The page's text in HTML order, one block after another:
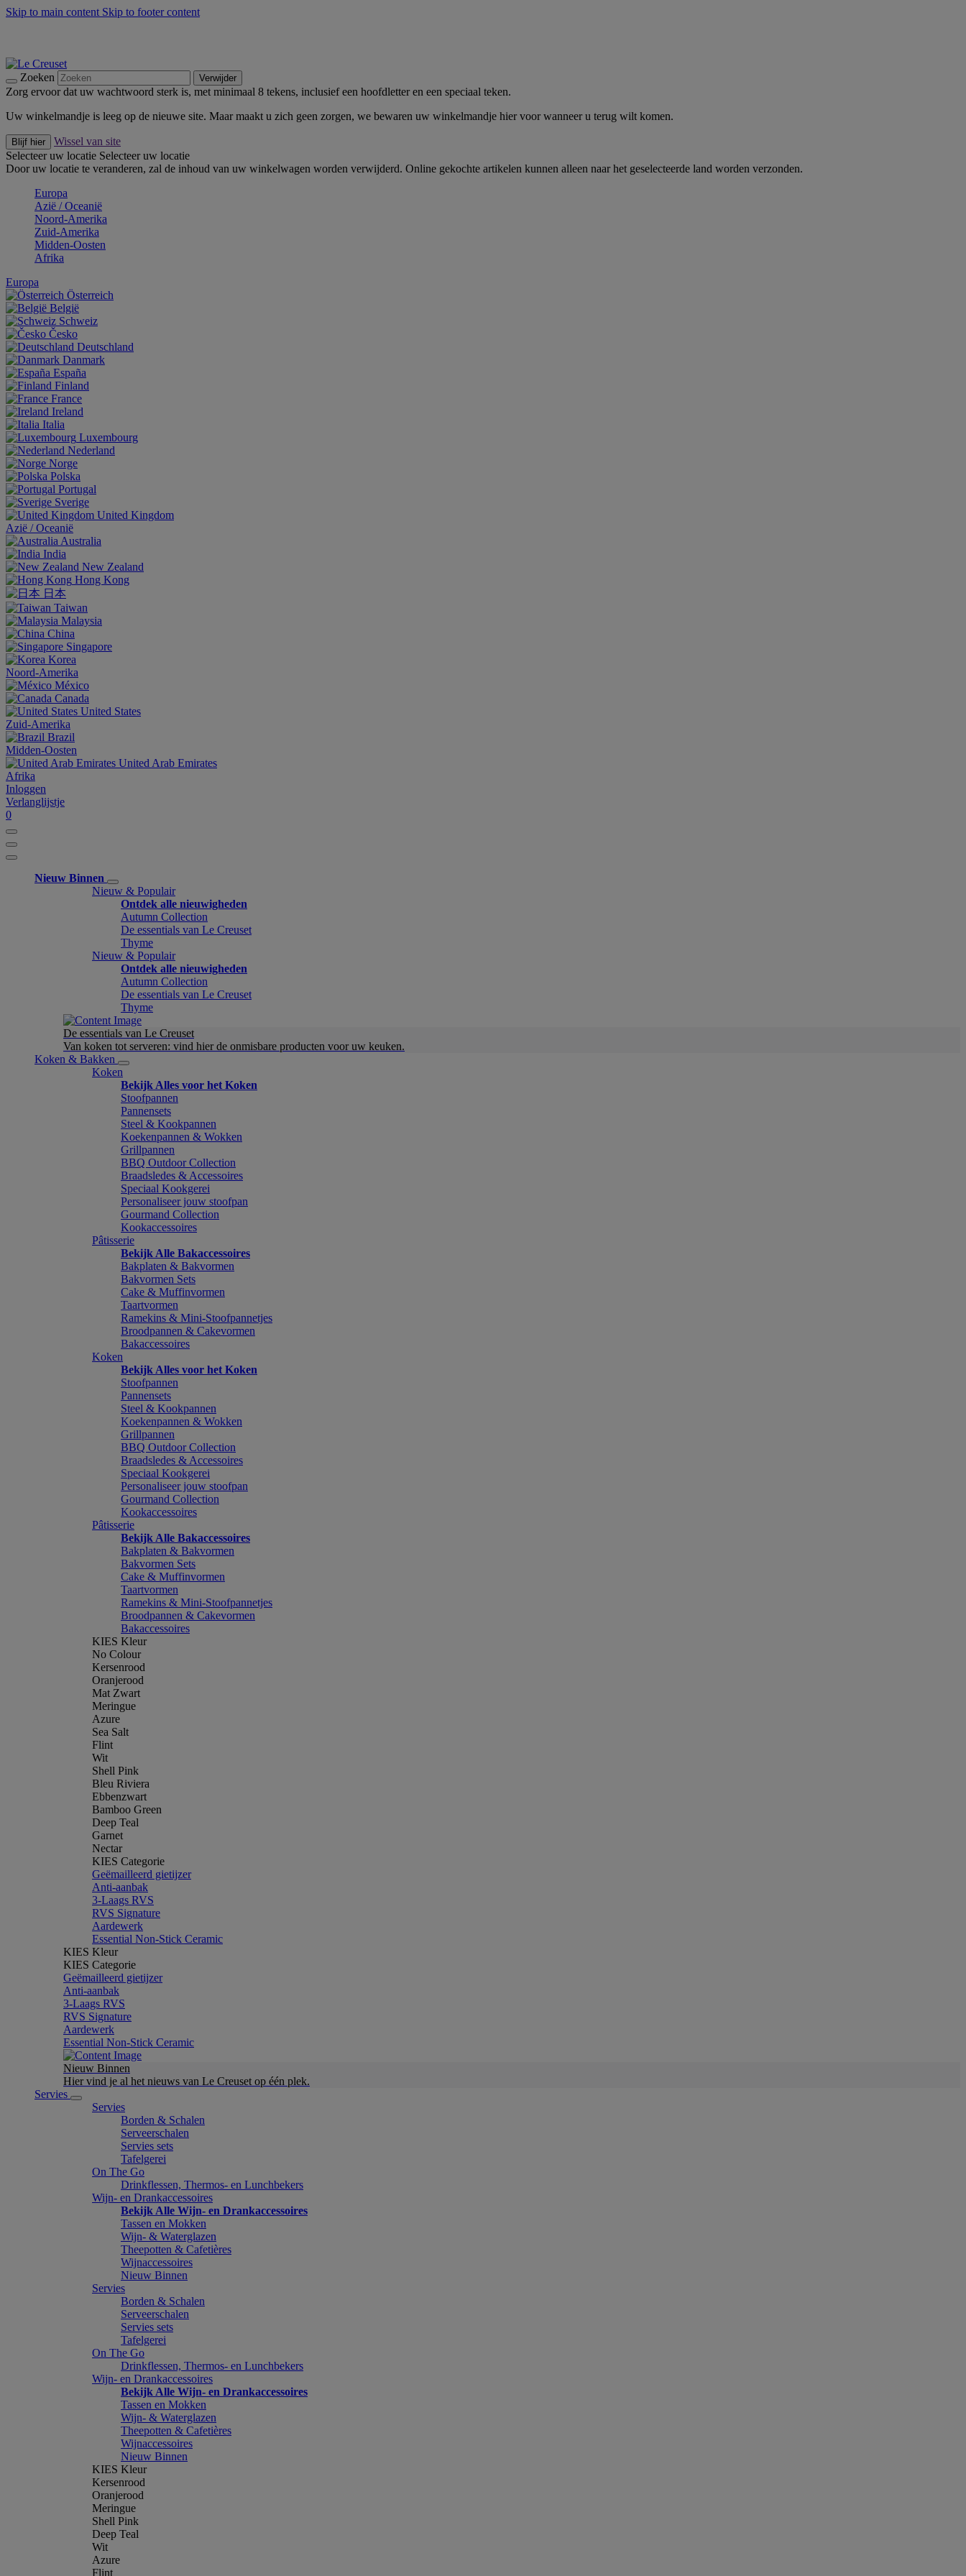
Skip to main content Skip to footer content
Zoeken Verwijder
Zorg ervoor dat uw wachtwoord sterk is, met minimaal 8 tekens, inclusief een hoofdletter en een speciaal teken.
Uw winkelmandje is leeg op de nieuwe site. Maar maakt u zich geen zorgen, we bewaren uw winkelmandje hier voor wanneer u terug wilt komen.
Blijf hier
Wissel van site
Selecteer uw locatie Selecteer uw locatie
Door uw locatie te veranderen, zal de inhoud van uw winkelwagen worden verwijderd. Online gekochte artikelen kunnen alleen naar het geselecteerde land worden verzonden.
Europa
Aziё / Oceaniё
Noord-Amerika
Zuid-Amerika
Midden-Oosten
Afrika
Europa
Österreich
België
Schweiz
Česko
Deutschland
Danmark
España
Finland
France
Ireland
Italia
Luxembourg
Nederland
Norge
Polska
Portugal
Sverige
United Kingdom
Aziё / Oceaniё
Australia
India
New Zealand
Hong Kong
日本
Taiwan
Malaysia
China
Singapore
Korea
Noord-Amerika
México
Canada
United States
Zuid-Amerika
Brazil
Midden-Oosten
United Arab Emirates
Afrika
Inloggen
Verlanglijstje
0
Nieuw Binnen
Nieuw & Populair
Ontdek alle nieuwigheden
Autumn Collection
De essentials van Le Creuset
Thyme
Nieuw & Populair
Ontdek alle nieuwigheden
Autumn Collection
De essentials van Le Creuset
Thyme
De essentials van Le Creuset
Van koken tot serveren: vind hier de onmisbare producten voor uw keuken.
Koken & Bakken
Koken
Bekijk Alles voor het Koken
Stoofpannen
Pannensets
Steel & Kookpannen
Koekenpannen & Wokken
Grillpannen
BBQ Outdoor Collection
Braadsledes & Accessoires
Speciaal Kookgerei
Personaliseer jouw stoofpan
Gourmand Collection
Kookaccessoires
Pâtisserie
Bekijk Alle Bakaccessoires
Bakplaten & Bakvormen
Bakvormen Sets
Cake & Muffinvormen
Taartvormen
Ramekins & Mini-Stoofpannetjes
Broodpannen & Cakevormen
Bakaccessoires
Koken
Bekijk Alles voor het Koken
Stoofpannen
Pannensets
Steel & Kookpannen
Koekenpannen & Wokken
Grillpannen
BBQ Outdoor Collection
Braadsledes & Accessoires
Speciaal Kookgerei
Personaliseer jouw stoofpan
Gourmand Collection
Kookaccessoires
Pâtisserie
Bekijk Alle Bakaccessoires
Bakplaten & Bakvormen
Bakvormen Sets
Cake & Muffinvormen
Taartvormen
Ramekins & Mini-Stoofpannetjes
Broodpannen & Cakevormen
Bakaccessoires
KIES Kleur
No Colour
Kersenrood
Oranjerood
Mat Zwart
Meringue
Azure
Sea Salt
Flint
Wit
Shell Pink
Bleu Riviera
Ebbenzwart
Bamboo Green
Deep Teal
Garnet
Nectar
KIES Categorie
Geëmailleerd gietijzer
Anti-aanbak
3-Laags RVS
RVS Signature
Aardewerk
Essential Non-Stick Ceramic
KIES Kleur
KIES Categorie
Geëmailleerd gietijzer
Anti-aanbak
3-Laags RVS
RVS Signature
Aardewerk
Essential Non-Stick Ceramic
Nieuw Binnen
Hier vind je al het nieuws van Le Creuset op één plek.
Servies
Servies
Borden & Schalen
Serveerschalen
Servies sets
Tafelgerei
On The Go
Drinkflessen, Thermos- en Lunchbekers
Wijn- en Drankaccessoires
Bekijk Alle Wijn- en Drankaccessoires
Tassen en Mokken
Wijn- & Waterglazen
Theepotten & Cafetières
Wijnaccessoires
Nieuw Binnen
Servies
Borden & Schalen
Serveerschalen
Servies sets
Tafelgerei
On The Go
Drinkflessen, Thermos- en Lunchbekers
Wijn- en Drankaccessoires
Bekijk Alle Wijn- en Drankaccessoires
Tassen en Mokken
Wijn- & Waterglazen
Theepotten & Cafetières
Wijnaccessoires
Nieuw Binnen
KIES Kleur
Kersenrood
Oranjerood
Meringue
Shell Pink
Deep Teal
Wit
Azure
Flint